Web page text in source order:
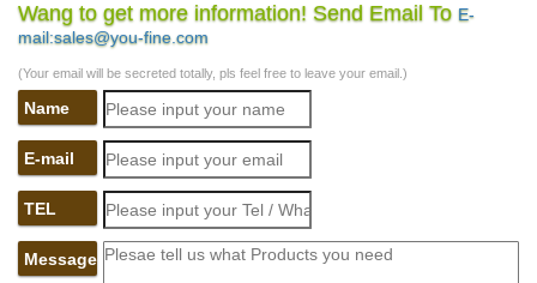
Символ наступающего года – собака. Поэтому, даря статуэтки,
картины, шкатулки с другие безделушки.Согласно учению
фен-шуй статуэтка собака символизирует благополучие,
верность, бдительность и добрые предзнаменования, поэтому
купив статуэтку собаки, вы…
Сувениры в виде статуэтки собаки в интернет-магазине…
Сувенирные статуэтки собак. Статуэтка Большой Йоркшир арт.
240N. Цена: 10 950 руб. Купить.Статуэтки и фигурки собак из
Италии. Как известно, по восточному календарю символ
следующего 2018 года – собака.
Wang to get more information! Send Email To E-
mail:sales@you-fine.com
(Your email will be secreted totally, pls feel free to leave your email.)
Name
E-mail
TEL
Message